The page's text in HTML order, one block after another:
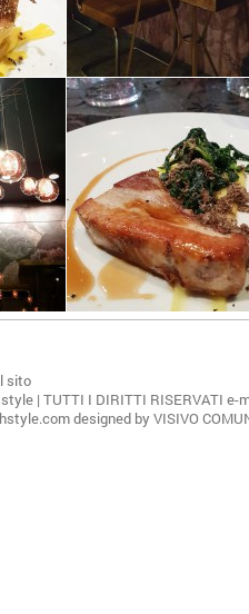
sito
| TUTTI I DIRITTI RISERVATI e-
designed by VISIVO